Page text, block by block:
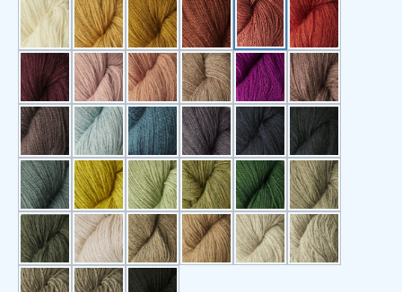
E0 naturweiß
59 senf 3 dunkelgelb
33 rost 1 lachsrot21 rot
36 bordeaux
61 rosa Peach Sky 17 beere / pink
52 lila
60 graulila11 hellblau54 blau47 rauchblau
Midnight100
16 petrol40 gelbgrün46 pastellgrün
Thyme 56 grün23 graugrün
Forest E6s hellbraun
E7s braunE8s rotbraunE2s hellgrau
E3s